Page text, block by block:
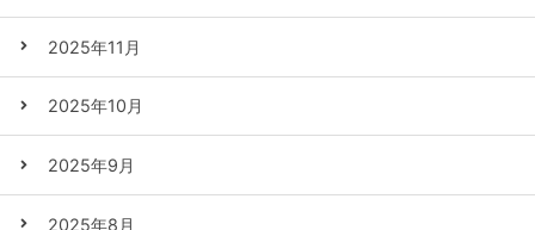
2025年11月
2025年10月
2025年9月
2025年8月